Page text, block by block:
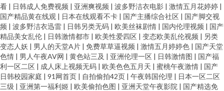
看 | 日韩成人免费视频 | 亚洲爽视频 | 波多野洁衣电影 | 激情五月花婷婷 |
国产精品黄在线观 | 日本在线观看不卡 | 国产主播综合社区 | 国产脚交视
频 | 波多野洁衣迅雷 | 日韩另类无码 | 欧美丝袜剧情 | 国内伦理视频 | 国产
精品美女乱伦 | 日韩激情都市 | 欧美性爱四区 | 变态欧美乱伦视频 | 另类
变态人妖 | 男人的天堂A片 | 免费草草逼视频 | 激情五月婷婷色 | 国产天堂
色情 | 男人午夜AV网 | 黄色站三及 | 亚洲伦理一区 | 日韩激情图 | 国产福
利一区二区 | 成人床上视频无码 | 欧美色色五月天 | 蜜桃午夜激情 | 国产
日韩校园家庭 | 91网首页 | 自拍偷拍42页 | 午夜韩国伦理 | 日本一区二区
三级 | 亚洲第一福利姬 | 欧美偷拍色图 | 亚洲天堂午夜影院 | 国产精选免